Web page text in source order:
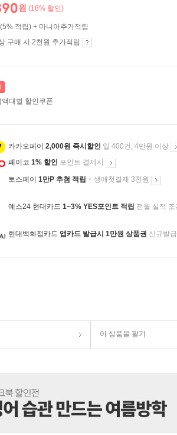
원 (18% 할인)
적립) + 마니아추가적립
구매 시 2천원 추가적립
액대별 할인쿠폰
카카오페이 2,000원 즉시할인 일 400건, 4만원 이상
페이코 1% 할인 포인트 결제시
토스페이 1만P 추첨 적립 + 생애첫결제 3천원
예스24 현대카드 1~3% YES포인트 적립 전월 실적 조
현대백화점카드 앱카드 발급시 1만원 상품권 신규발급
이 상품을 팔기